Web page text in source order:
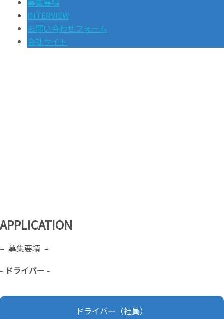
INTERVIEW
お問い合わせフォーム
会社サイト
APPLICATION
– 募集要項 –
- ドライバー -
ドライバー（社員）